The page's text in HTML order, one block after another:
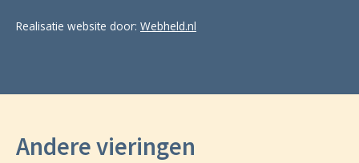
Realisatie website door: Webheld.nl
Andere vieringen